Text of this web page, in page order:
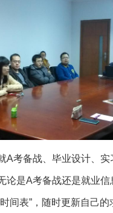
考备战、毕业设计、
是A考备战还是就业
间表”，随时更新自己